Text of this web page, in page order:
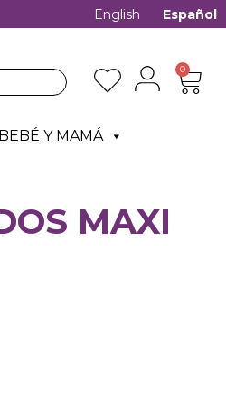
English Español
0
BEBÉ Y MAMÁ
MAXI